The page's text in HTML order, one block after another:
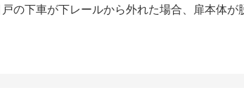
下車が下レールから外れた場合、扉本体が